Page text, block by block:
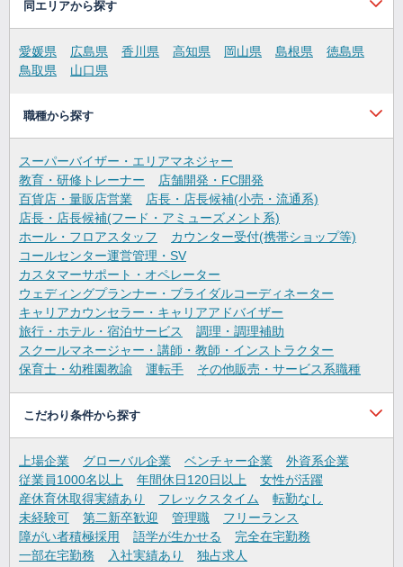
同エリアから探す
愛媛県 広島県 香川県 高知県 岡山県 島根県
徳島県
鳥取県
山口県
職種から探す
スーパーバイザー・エリアマネジャー
教育・研修トレーナー
店舗開発・FC開発
百貨店・量販店営業
店長・店長候補(小売・流通系)
店長・店長候補(フード・アミューズメント系)
ホール・フロアスタッフ
カウンター受付(携帯ショップ等)
コールセンター運営管理・SV
カスタマーサポート・オペレーター
ウェディングプランナー・ブライダルコーディネーター
キャリアカウンセラー・キャリアアドバイザー
旅行・ホテル・宿泊サービス
調理・調理補助
スクールマネージャー・講師・教師・インストラクター
保育士・幼稚園教諭
運転手 その他販売・サービス系職種
こだわり条件から探す
上場企業 グローバル企業 ベンチャー企業
外資系企業
従業員1000名以上
年間休日120日以上
女性が活躍
産休育休取得実績あり
フレックスタイム
転勤なし
未経験可
第二新卒歓迎 管理職
フリーランス
障がい者積極採用
語学が生かせる
完全在宅勤務
一部在宅勤務
入社実績あり 独占求人